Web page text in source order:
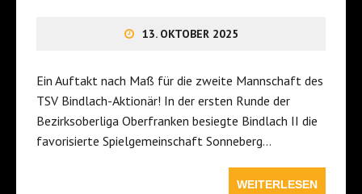
13. OKTOBER 2025
Ein Auftakt nach Maß für die zweite Mannschaft des
TSV Bindlach-Aktionär! In der ersten Runde der
Bezirksoberliga Oberfranken besiegte Bindlach II die
favorisierte Spielgemeinschaft Sonneberg…
WEITERLESEN